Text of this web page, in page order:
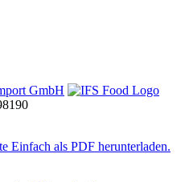
Einfach als PDF herunterladen.